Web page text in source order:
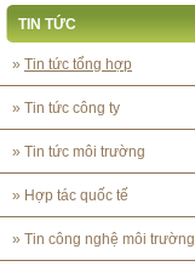
TIN TỨC
» Tin tức tổng hợp
» Tin tức công ty
» Tin tức môi trường
» Hợp tác quốc tế
» Tin công nghệ môi trường